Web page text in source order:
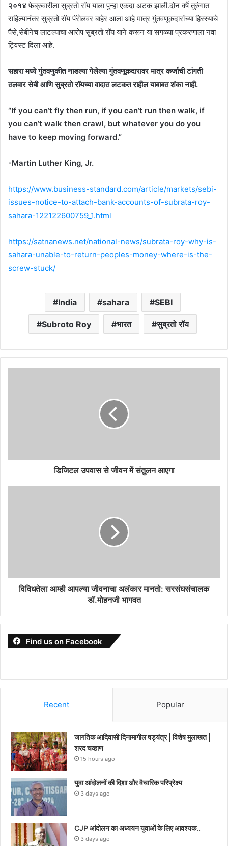
२०१४फेब्रुवारीला सुब्रतो रॉय याला पुन्हा एकदा अटक झाली.दोन वर्षे तुरुंगात
राहिल्यानंतर सुब्रतो रॉय पॅरोलवर बाहेर आला आहे मात्र गुंतवणूकदारांच्या हिस्स्याचे
पैसे,सेबीनेच लाटल्याचा आरोप सुब्रतो रॉय याने करून या सगळ्या प्रकरणाला नवा
ट्विस्ट दिला आहे.
सहारा मध्ये गुंतवणुकीत नाडल्या गेलेल्या गुंतवणूकदारावर मात्र कर्जाची टांगती
तलवार सेबी आणि सुब्रतो रॉयच्या वादात लटकत राहील याबाबत शंका नाही.
“If you can’t fly then run, if you can’t run then walk, if
you can’t walk then crawl, but whatever you do you
have to keep moving forward.”
-Martin Luther King, Jr.
https://www.business-standard.com/article/markets/sebi-
issues-notice-to-attach-bank-accounts-of-subrata-roy-
sahara-122122600759_1.html
https://satnanews.net/national-news/subrata-roy-why-is-
sahara-unable-to-return-peoples-money-where-is-the-
screw-stuck/
India sahara SEBI
Subroto Roy भारत सुब्रतो रॉय
डिजिटल उपवास से जीवन में संतुलन आएगा
विविधतेला आम्ही आपल्या जीवनाचा अलंकार मानतो: सरसंघसंचालक
डॉ.मोहनजी भागवत
Find us on Facebook
Recent Popular
जागतिक आदिवासी दिनामागील षड्यंत्र | विशेष मुलाखत |
शरद चव्हाण
15 hours ago
युवा आंदोलनों की दिशा और वैचारिक परिप्रेक्ष्य
3 days ago
CJP आंदोलन का अध्ययन युवाओं के लिए आवश्यक..
3 days ago